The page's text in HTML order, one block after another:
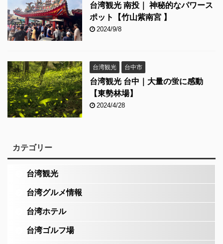
台湾観光 南投｜ 神秘的なパワース
ポット【竹山紫南宮 】
2024/9/8
台湾観光 台中市
台湾観光 台中｜大量の蛍に感動
【東勢林場】
2024/4/28
カテゴリー
台湾観光
台湾グルメ情報
台湾ホテル
台湾ゴルフ場